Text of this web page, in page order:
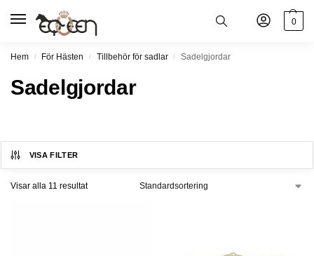
0
Hem / För Hästen / Tillbehör för sadlar / Sadelgjordar
Sadelgjordar
VISA FILTER
Visar alla 11 resultat